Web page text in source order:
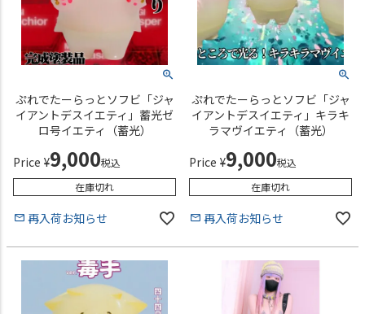
ぷれでたーらっとソフビ「ジャ
イアントデスイエティ」蓄光ゼ
ロ号イエティ（蓄光）
Price ¥9,000税込
在庫切れ
再入荷お知らせ
ぷれでたーらっとソフビ「ジャ
イアントデスイエティ」キラキ
ラマヴイエティ（蓄光）
Price ¥9,000税込
在庫切れ
再入荷お知らせ